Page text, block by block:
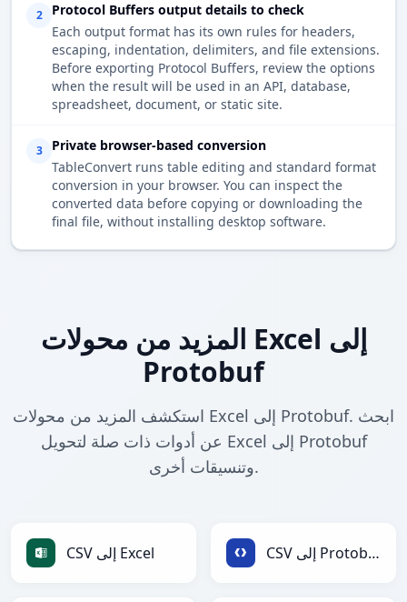
2
Protocol Buffers output details to check
Each output format has its own rules for headers,
escaping, indentation, delimiters, and file extensions.
Before exporting Protocol Buffers, review the options
when the result will be used in an API, database,
spreadsheet, document, or static site.
3
Private browser-based conversion
TableConvert runs table editing and standard format
conversion in your browser. You can inspect the
converted data before copying or downloading the
final file, without installing desktop software.
المزيد من محولات Excel إلى
Protobuf
استكشف المزيد من محولات Excel إلى Protobuf. ابحث
عن أدوات ذات صلة لتحويل Excel إلى Protobuf
وتنسيقات أخرى.
CSV إلى Excel CSV إلى Protobuf